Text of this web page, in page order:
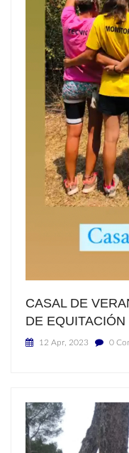
CASAL DE
DE EQUITACIÓN
12 Apr, 2023 0